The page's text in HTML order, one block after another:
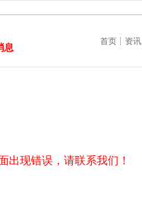
首页 ┊ 资讯
息
出现错误，请联系我们！